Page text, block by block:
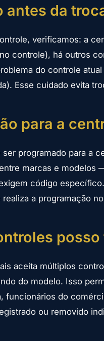
antes da
verificamos: a
controle), há outros
do controle
Esse cuidado evita
para a
programado para a
marcas e
código
a programação
posso
aceita múltiplos
do modelo. Isso
funcionários do
ou removido